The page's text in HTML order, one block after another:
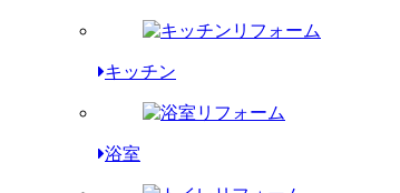
キッチン
浴室